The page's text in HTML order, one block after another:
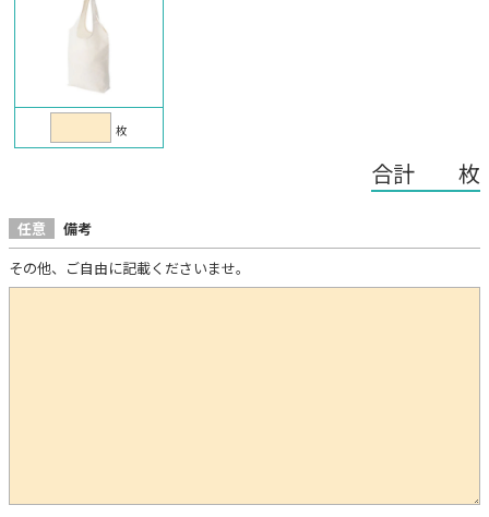
枚
合計 枚
任意
備考
その他、ご自由に記載くださいませ。